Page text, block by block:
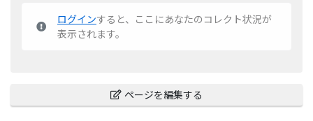
ログインすると、ここにあなたのコレクト状況が
表示されます。
ページを編集する